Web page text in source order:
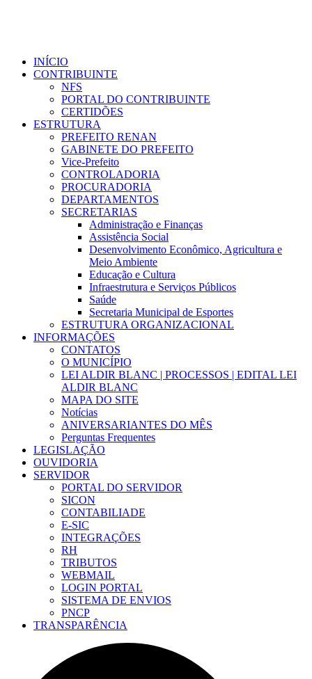
INÍCIO
CONTRIBUINTE
NFS
PORTAL DO CONTRIBUINTE
CERTIDÕES
ESTRUTURA
PREFEITO RENAN
GABINETE DO PREFEITO
Vice-Prefeito
CONTROLADORIA
PROCURADORIA
DEPARTAMENTOS
SECRETARIAS
Administração e Finanças
Assistência Social
Desenvolvimento Econômico, Agricultura e
Meio Ambiente
Educação e Cultura
Infraestrutura e Serviços Públicos
Saúde
Secretaria Municipal de Esportes
ESTRUTURA ORGANIZACIONAL
INFORMAÇÕES
CONTATOS
O MUNICÍPIO
LEI ALDIR BLANC | PROCESSOS | EDITAL LEI
ALDIR BLANC
MAPA DO SITE
Notícias
ANIVERSARIANTES DO MÊS
Perguntas Frequentes
LEGISLAÇÃO
OUVIDORIA
SERVIDOR
PORTAL DO SERVIDOR
SICON
CONTABILIADE
E-SIC
INTEGRAÇÕES
RH
TRIBUTOS
WEBMAIL
LOGIN PORTAL
SISTEMA DE ENVIOS
PNCP
TRANSPARÊNCIA